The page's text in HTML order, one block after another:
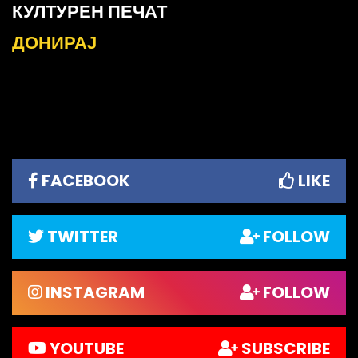
КУЛТУРЕН ПЕЧАТ
ДОНИРАЈ
FACEBOOK LIKE
TWITTER FOLLOW
INSTAGRAM FOLLOW
YOUTUBE SUBSCRIBE